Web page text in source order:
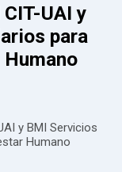
UAI y
para
y BMI Servicios
Humano